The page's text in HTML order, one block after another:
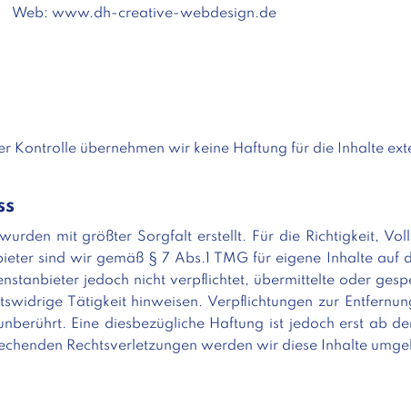
Web: www.dh-creative-webdesign.de
Kontrolle übernehmen wir keine Haftung für die Inhalte
mit größter Sorgfalt erstellt. Für die Richtigkeit,
sind wir gemäß § 7 Abs.1 TMG für eigene Inhalte
jedoch nicht verpflichtet, übermittelte oder
Tätigkeit hinweisen. Verpflichtungen zur
Eine diesbezügliche Haftung ist jedoch erst ab
Rechtsverletzungen werden wir diese Inhalte